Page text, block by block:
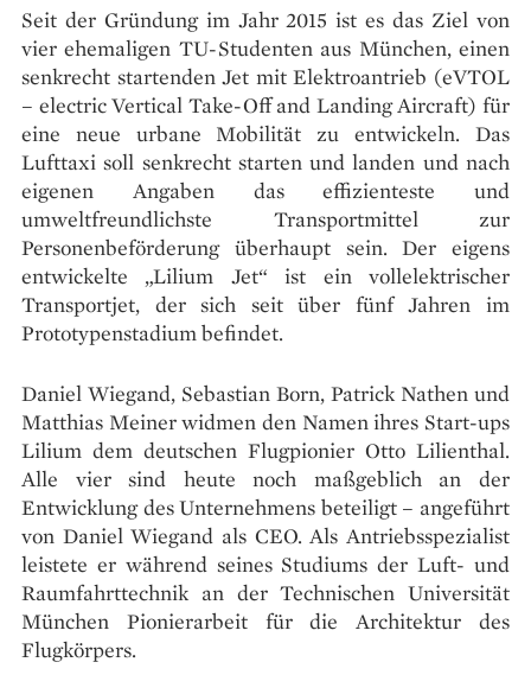
Seit der Gründung im Jahr 2015 ist es das Ziel von
vier ehemaligen TU-Studenten aus München, einen
senkrecht startenden Jet mit Elektroantrieb (eVTOL
– electric Vertical Take-Off and Landing Aircraft) für
eine neue urbane Mobilität zu entwickeln. Das
Lufttaxi soll senkrecht starten und landen und nach
eigenen Angaben das effizienteste und
umweltfreundlichste Transportmittel zur
Personenbeförderung überhaupt sein. Der eigens
entwickelte „Lilium Jet“ ist ein vollelektrischer
Transportjet, der sich seit über fünf Jahren im
Prototypenstadium befindet.
Daniel Wiegand, Sebastian Born, Patrick Nathen und
Matthias Meiner widmen den Namen ihres Start-ups
Lilium dem deutschen Flugpionier Otto Lilienthal.
Alle vier sind heute noch maßgeblich an der
Entwicklung des Unternehmens beteiligt – angeführt
von Daniel Wiegand als CEO. Als Antriebsspezialist
leistete er während seines Studiums der Luft- und
Raumfahrttechnik an der Technischen Universität
München Pionierarbeit für die Architektur des
Flugkörpers.